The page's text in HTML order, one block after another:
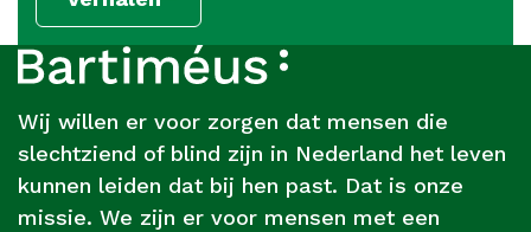
Footer
Over
Bartiméus
Wij willen er voor zorgen dat mensen die
slechtziend of blind zijn in Nederland het leven
kunnen leiden dat bij hen past. Dat is onze
missie. We zijn er voor mensen met een